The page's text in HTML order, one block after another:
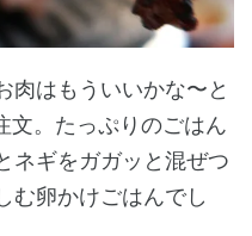
肉はもういいかな〜と
文。たっぷりのごはん
ネギをガガッと混ぜつ
む卵かけごはんでし